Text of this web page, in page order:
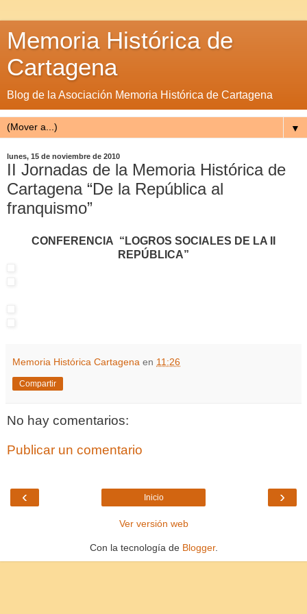
Memoria Histórica de
Cartagena
Blog de la Asociación Memoria Histórica de Cartagena
▼
lunes, 15 de noviembre de 2010
II Jornadas de la Memoria Histórica de
Cartagena “De la República al
franquismo”
CONFERENCIA “LOGROS SOCIALES DE LA II
REPÚBLICA”
Memoria Histórica Cartagena en 11:26
Compartir
No hay comentarios:
Publicar un comentario
‹ ›
Inicio
Ver versión web
Con la tecnología de Blogger.